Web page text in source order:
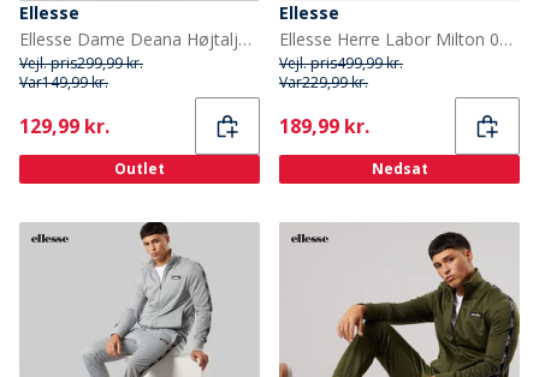
Ellesse
Ellesse Dame Deana Højtaljede Stramme Leggings Sort
Vejl. pris299,99 kr.
Var149,99 kr.
Current
129,99 kr.
Outlet
Ellesse
Ellesse Herre Labor Milton 002 Træningssko Grå
Vejl. pris499,99 kr.
Var229,99 kr.
Current
189,99 kr.
Nedsat